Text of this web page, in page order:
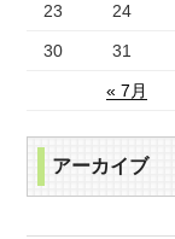
« 7月
23 24
30 31
アーカイブ